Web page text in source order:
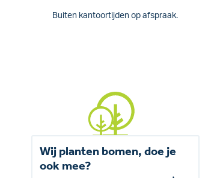
Buiten kantoortijden op afspraak.
Wij planten bomen, doe je
ook mee?